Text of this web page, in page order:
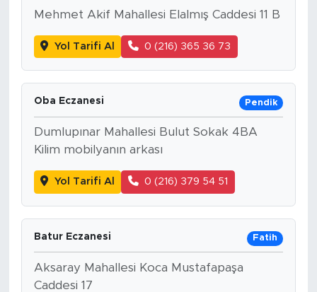
Mehmet Akif Mahallesi Elalmış Caddesi 11 B
Yol Tarifi Al 0 (216) 365 36 73
Oba Eczanesi Pendik
Dumlupınar Mahallesi Bulut Sokak 4BA
Kilim mobilyanın arkası
Yol Tarifi Al 0 (216) 379 54 51
Batur Eczanesi Fatih
Aksaray Mahallesi Koca Mustafapaşa
Caddesi 17